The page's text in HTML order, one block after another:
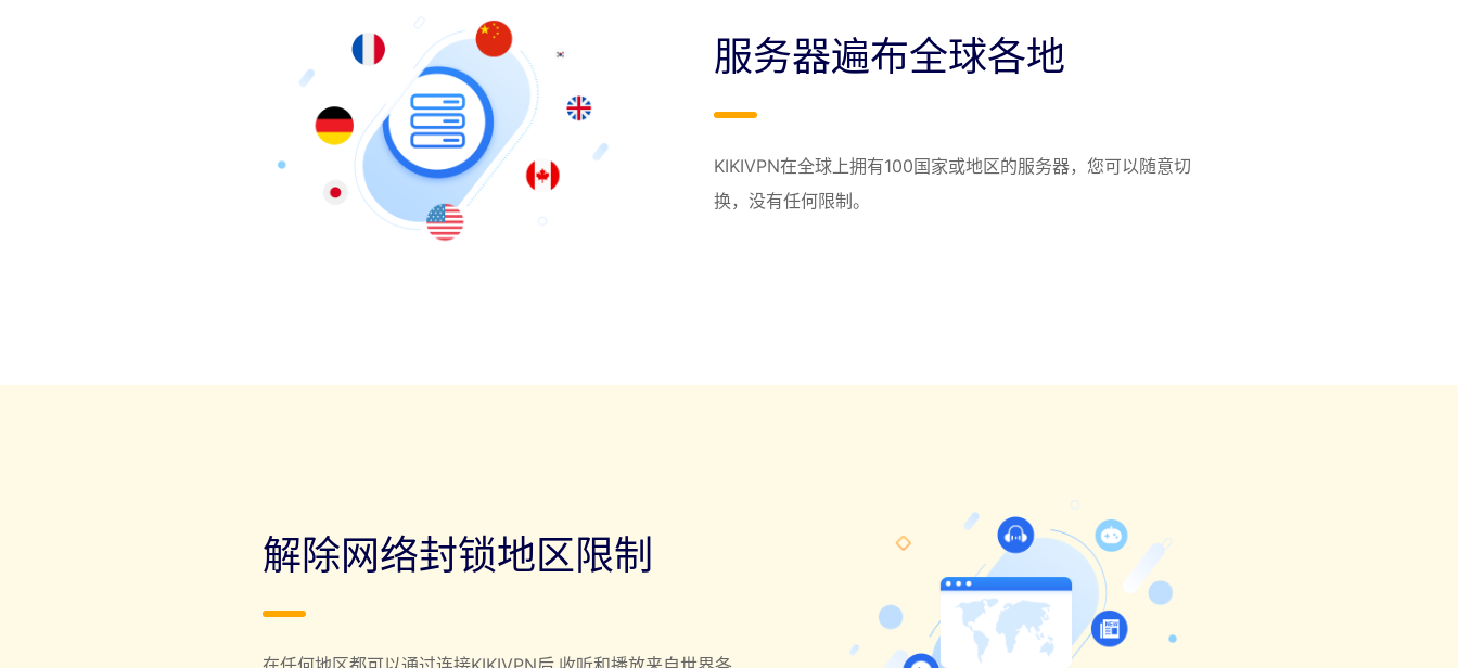
服务器遍布全球各地
KIKIVPN在全球上拥有100国家或地区的服务器，您可以随意切
换，没有任何限制。
解除网络封锁地区限制